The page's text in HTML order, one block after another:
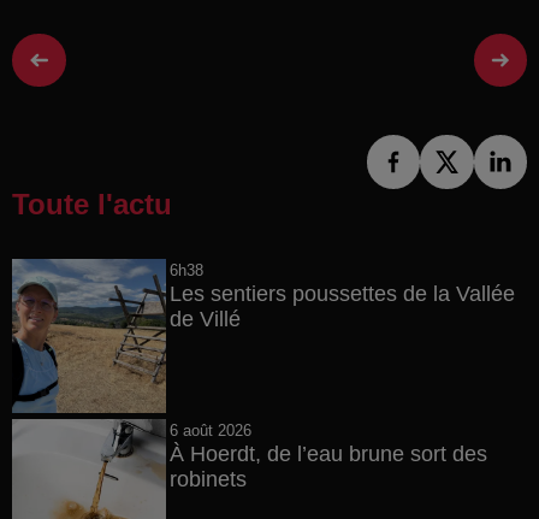
Toute l'actu
6h38
Les sentiers poussettes de la Vallée
de Villé
6 août 2026
À Hoerdt, de l’eau brune sort des
robinets